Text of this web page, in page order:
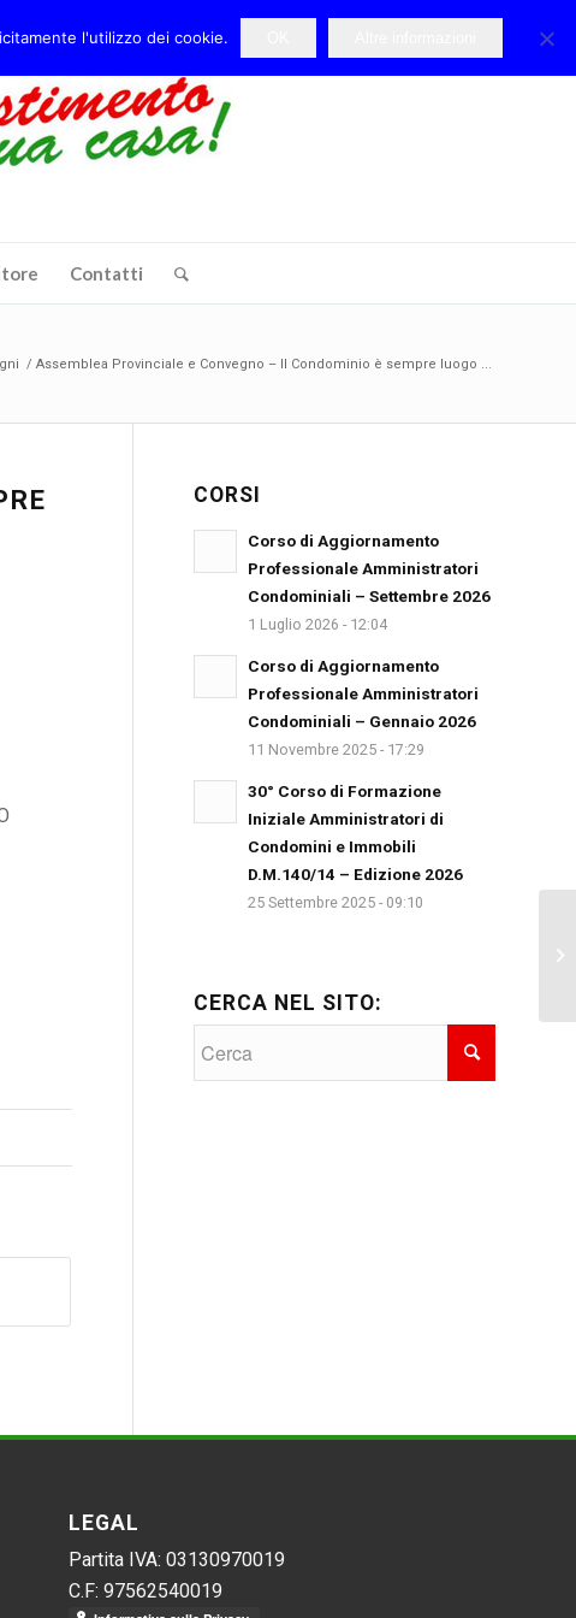
Contatti
/ Assemblea Provinciale e Convegno – Il Condominio è sempre luogo ...
CORSI
Corso di Aggiornamento
Professionale Amministratori
Condominiali – Settembre 2026
1 Luglio 2026 - 12:04
Corso di Aggiornamento
Professionale Amministratori
Condominiali – Gennaio 2026
11 Novembre 2025 - 17:29
30° Corso di Formazione
Iniziale Amministratori di
Condomini e Immobili
D.M.140/14 – Edizione 2026
25 Settembre 2025 - 09:10
CERCA NEL SITO:
LEGAL
Partita IVA: 03130970019
C.F: 97562540019
l'utilizzo dei cookie.